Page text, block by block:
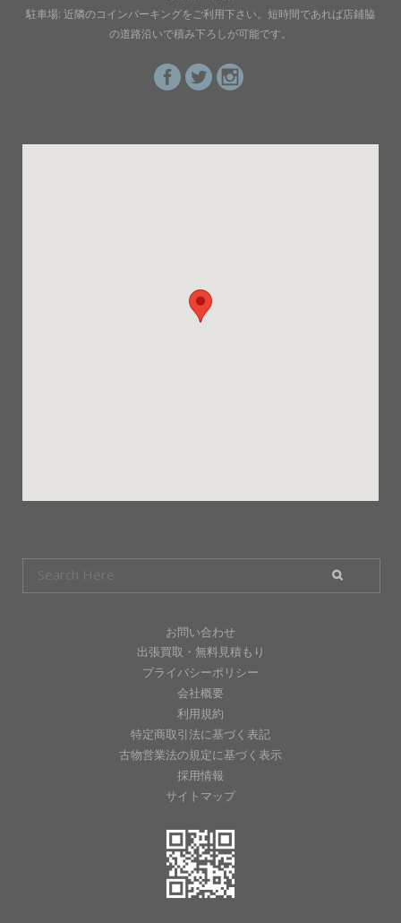
駐車場: 近隣のコインパーキングをご利用下さい。短時間であれば店鋪脇
の道路沿いで積み下ろしが可能です。
お問い合わせ
出張買取・無料見積もり
プライバシーポリシー
会社概要
利用規約
特定商取引法に基づく表記
古物営業法の規定に基づく表示
採用情報
サイトマップ